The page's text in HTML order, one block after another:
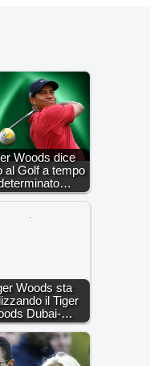
Woods dice
al Golf a tempo
Woods sta
il Tiger
Dubai-…